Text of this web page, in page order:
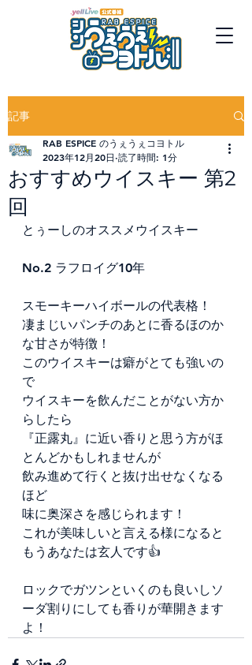
記事
おすすめウイスキー 第2
回
RAB ESPICE のうぇうぇコヨトル
2023年12月20日 読了時間: 1分
とぅーしのオススメウイスキー
No.2 ラフロイグ10年
スモーキーハイボールの代表格！
凄まじいパンチのあとに香るほのか
な甘さが特徴！
このウイスキーは癖がとても強いの
で
ウイスキーを飲んだことがない方か
らしたら
『正露丸』に近い香りと思う方がほ
とんどかもしれませんが
飲み進めて行くと抜け出せなくなる
ほど
味に奥深さを感じられます！
これが美味しいと言える様になると
もうあなたは玄人です👍
ロックでガツンといくのも良いしソ
ーダ割りにしても香りが華開きます
よ！